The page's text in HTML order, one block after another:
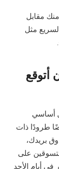
مقابل
مثل
أتوقع
أساسي
طرودًا ذات
بريدك،
على
أيام الأحد